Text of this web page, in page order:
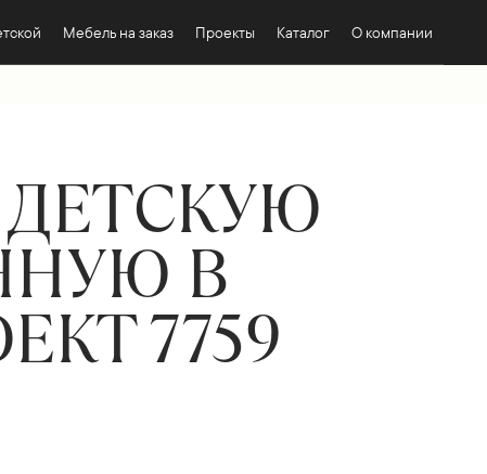
Мебель на заказ Проекты Каталог О компании
В
7759